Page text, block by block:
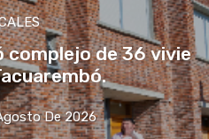
complejo de 36 vivie
De 2026